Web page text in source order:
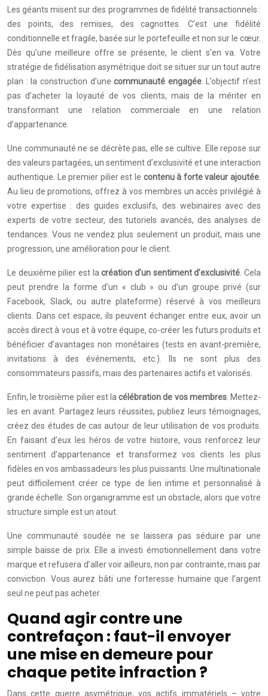
Les géants misent sur des programmes de fidélité transactionnels :
des points, des remises, des cagnottes. C’est une fidélité
conditionnelle et fragile, basée sur le portefeuille et non sur le cœur.
Dès qu’une meilleure offre se présente, le client s’en va. Votre
stratégie de fidélisation asymétrique doit se situer sur un tout autre
plan : la construction d’unecommunauté engagée. L’objectif n’est
pas d’acheter la loyauté de vos clients, mais de la mériter en
transformant une relation commerciale en une relation
d’appartenance.
Une communauté ne se décrète pas, elle se cultive. Elle repose sur
des valeurs partagées, un sentiment d’exclusivité et une interaction
authentique. Le premier pilier est le contenu à forte valeur ajoutée
Au lieu de promotions, offrez à vos membres un accès privilégié à
votre expertise : des guides exclusifs, des webinaires avec des
experts de votre secteur, des tutoriels avancés, des analyses de
tendances. Vous ne vendez plus seulement un produit, mais une
progression, une amélioration pour le client.
Le deuxième pilier est lacréation d’un sentiment d’exclusivité . Cela
peut prendre la forme d’un « club » ou d’un groupe privé (sur
Facebook, Slack, ou autre plateforme) réservé à vos meilleurs
clients. Dans cet espace, ils peuvent échanger entre eux, avoir un
accès direct à vous et à votre équipe, co-créer les futurs produits et
bénéficier d’avantages non monétaires (tests en avant-première,
invitations à des événements, etc.). Ils ne sont plus des
consommateurs passifs, mais des partenaires actifs et valorisés.
Enfin, le troisième pilier est lacélébration de vos membres. Mettez-
les en avant. Partagez leurs réussites, publiez leurs témoignages,
créez des études de cas autour de leur utilisation de vos produits.
En faisant d’eux les héros de votre histoire, vous renforcez leur
sentiment d’appartenance et transformez vos clients les plus
fidèles en vos ambassadeurs les plus puissants. Une multinationale
peut difficilement créer ce type de lien intime et personnalisé à
grande échelle. Son organigramme est un obstacle, alors que votre
structure simple est un atout.
Une communauté soudée ne se laissera pas séduire par une
simple baisse de prix. Elle a investi émotionnellement dans votre
marque et refusera d’aller voir ailleurs, non par contrainte, mais par
conviction. Vous aurez bâti une forteresse humaine que l’argent
seul ne peut pas acheter.
Quand agir contre une
contrefaçon : faut-il envoyer
une mise en demeure pour
chaque petite infraction ?
Dans cette guerre asymétrique, vos actifs immatériels – votre